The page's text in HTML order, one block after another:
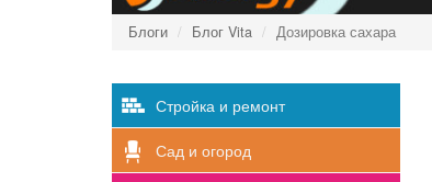
Блоги Блог Vita Дозировка сахара
Стройка и ремонт
Сад и огород